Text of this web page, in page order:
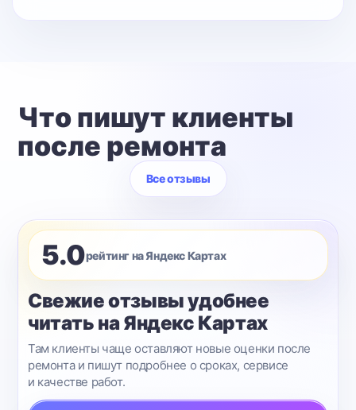
Что пишут клиенты
после ремонта
Все отзывы
5.0рейтинг на Яндекс Картах
Свежие отзывы удобнее
читать на Яндекс Картах
Там клиенты чаще оставляют новые оценки после
ремонта и пишут подробнее о сроках, сервисе
и качестве работ.